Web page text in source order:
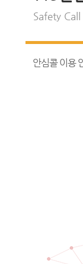
Safety Call
안심콜 이용